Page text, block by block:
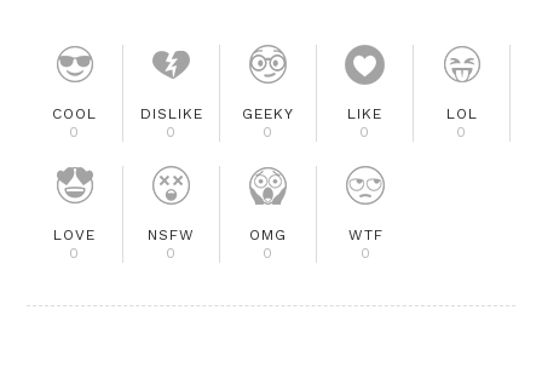
COOL
0
DISLIKE
0
GEEKY
0
LIKE
0
LOL
0
LOVE
0
NSFW
0
OMG
0
WTF
0